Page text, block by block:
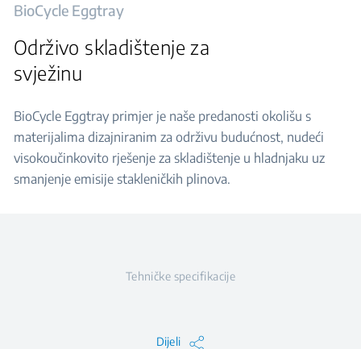
BioCycle Eggtray
Održivo skladištenje za
svježinu
BioCycle Eggtray primjer je naše predanosti okolišu s
materijalima dizajniranim za održivu budućnost, nudeći
visokoučinkovito rješenje za skladištenje u hladnjaku uz
smanjenje emisije stakleničkih plinova.
Tehničke specifikacije
Dijeli